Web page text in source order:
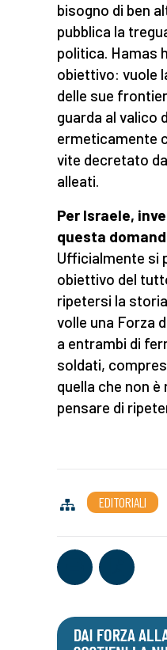
bisogno di ben
pubblica la
politica. Hamas
obiettivo: vuole
delle sue
guarda al valico
ermeticamente
vite decretato
alleati.
Per Israele,
questa
Ufficialmente si
obiettivo del
ripetersi la
volle una Forza
a entrambi di
soldati,
quella che non
pensare di
EDITORIALI